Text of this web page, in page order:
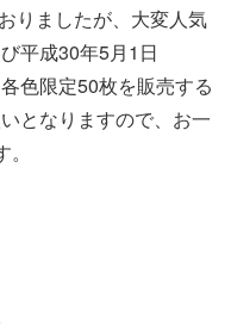
りましたが、大変人気
平成30年5月1日
色限定50枚を販売する
となりますので、お一